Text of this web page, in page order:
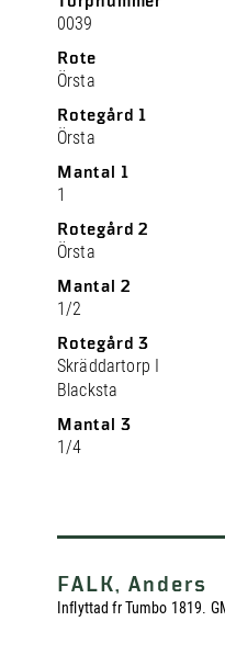
0039
Rote
Örsta
Rotegård 1
Örsta
Mantal 1
1
Rotegård 2
Örsta
Mantal 2
1/2
Rotegård 3
Skräddartorp I
Blacksta
Mantal 3
1/4
FALK, Anders
Inflyttad fr Tumbo 1819.